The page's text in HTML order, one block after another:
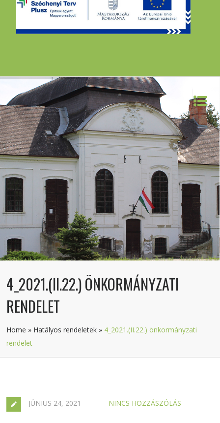
4_2021.(II.22.) ÖNKORMÁNYZATI
RENDELET
Home » Hatályos rendeletek » 4_2021.(II.22.) önkormányzati
rendelet
JÚNIUS 24, 2021 NINCS HOZZÁSZÓLÁS